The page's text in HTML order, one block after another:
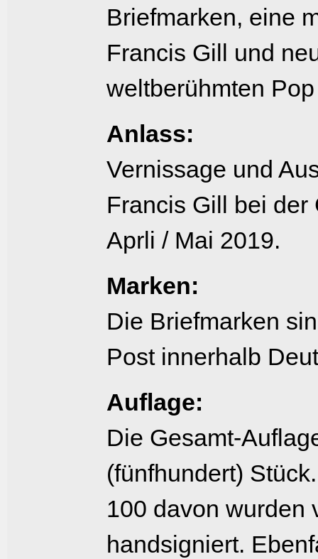
Briefmarken, eine
Francis Gill und
weltberühmten
Anlass:
Vernissage und
Francis Gill bei
Aprli / Mai 2019.
Marken:
Die Briefmarken
Post innerhalb
Auflage:
Die Gesamt-
(fünfhundert) Stück.
100 davon wurden
handsigniert.